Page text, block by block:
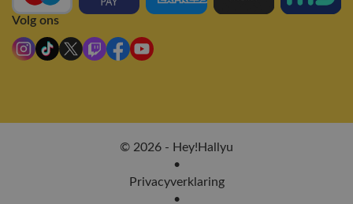
Volg ons
© 2026 - Hey!Hallyu
•
Privacyverklaring
•